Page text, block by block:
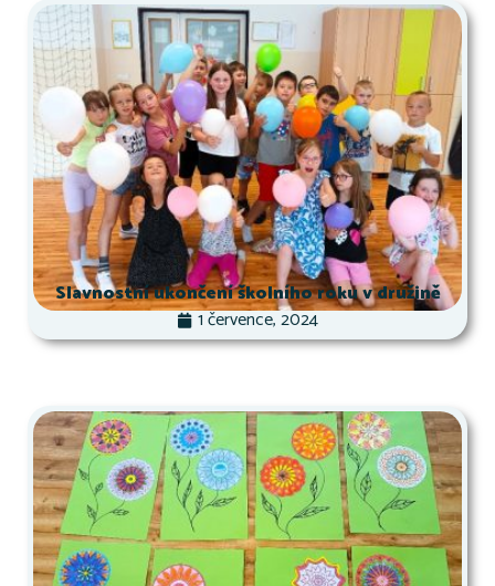
Slavnostní ukončení školního roku v družině
1 července, 2024